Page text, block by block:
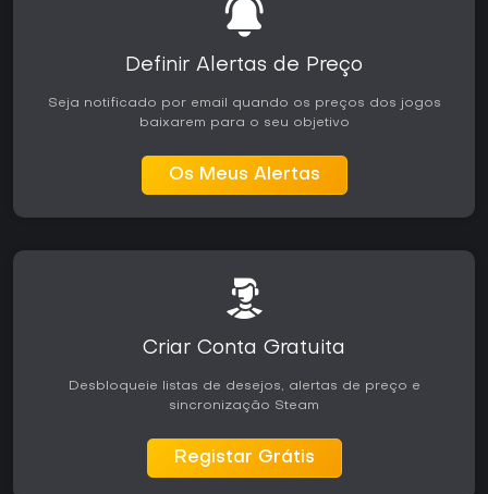
Definir Alertas de Preço
Seja notificado por email quando os preços dos jogos
baixarem para o seu objetivo
Os Meus Alertas
Criar Conta Gratuita
Desbloqueie listas de desejos, alertas de preço e
sincronização Steam
Registar Grátis